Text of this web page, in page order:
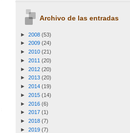
Archivo de las entradas
► 2008 (53)
► 2009 (24)
► 2010 (21)
► 2011 (20)
► 2012 (20)
► 2013 (20)
► 2014 (19)
► 2015 (14)
► 2016 (6)
► 2017 (1)
► 2018 (7)
► 2019 (7)